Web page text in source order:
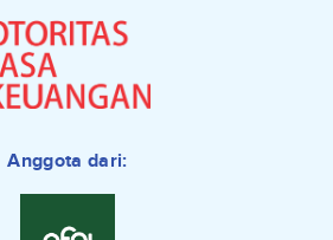
Anggota dari: